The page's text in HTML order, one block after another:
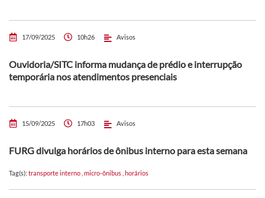
17/09/2025 10h26 Avisos
Ouvidoria/SITC informa mudança de prédio e interrupção
temporária nos atendimentos presenciais
15/09/2025 17h03 Avisos
FURG divulga horários de ônibus interno para esta semana
Tag(s): transporte interno micro-ônibus horários